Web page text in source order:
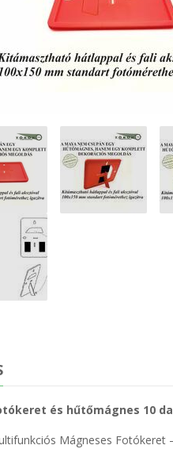
és hűtőmágnes 10
Mágneses Fotókeret